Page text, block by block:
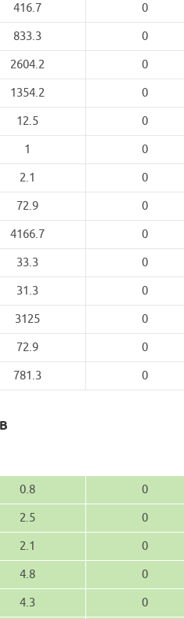
416.7
0
833.3
0
2604.2
0
1354.2
0
12.5
0
1
0
2.1
0
72.9
0
4166.7
0
33.3
0
31.3
0
3125
0
72.9
0
781.3 0
0.8
0
2.5
0
2.1
0
4.8
0
4.3 0